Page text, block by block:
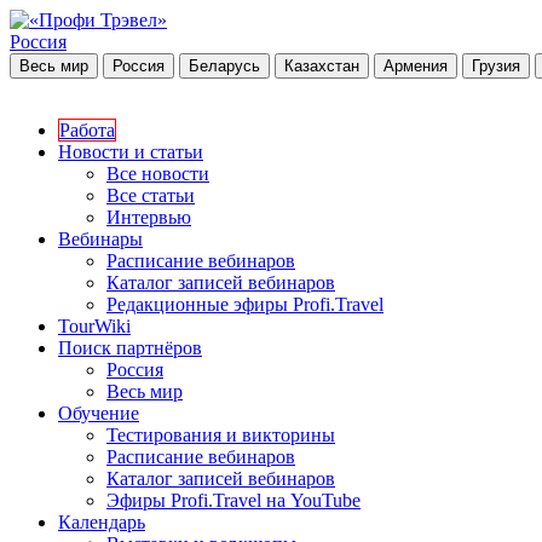
Россия
Весь мир Россия Беларусь Казахстан Армения Грузия
Работа
Новости и статьи
Все новости
Все статьи
Интервью
Вебинары
Расписание вебинаров
Каталог записей вебинаров
Редакционные эфиры Profi.Travel
TourWiki
Поиск партнёров
Россия
Весь мир
Обучение
Тестирования и викторины
Расписание вебинаров
Каталог записей вебинаров
Эфиры Profi.Travel на YouTube
Календарь